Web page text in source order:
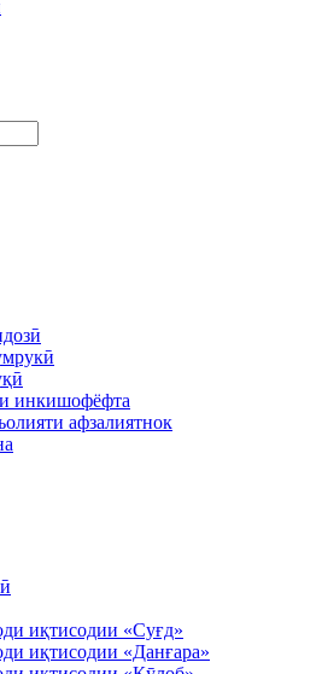
инкишофёфта
афзалиятнок
иқтисодии «Суғд»
иқтисодии «Данғара»